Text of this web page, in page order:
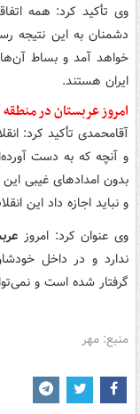
وی تأکید کرد: همه
دشمنان به این نتیجه
خواهد آمد و بساط
ایران هستند.
امروز عربستان در
آقامحمدی تأکید کرد:
و آنچه که به دست
بدون امدادهای غیبی
و نباید اجازه داد این
وی عنوان کرد: امروز
ندارد و در داخل
گرفتار شده است و
منبع: مهر